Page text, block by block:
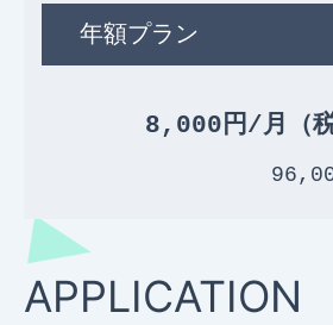
年額プラン
8,000円/月（税
APPLICATION